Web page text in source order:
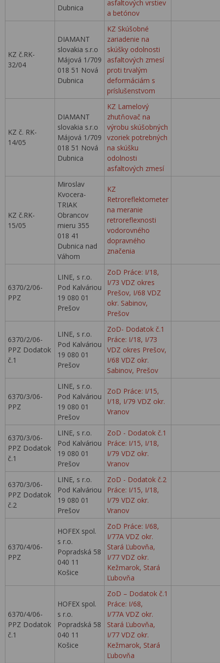
Dubnica
asfaltových vrstiev
a betónov
KZ č.RK-
32/04
DIAMANT
slovakia s.r.o
Májová 1/709
018 51 Nová
Dubnica
KZ Skúšobné
zariadenie na
skúšky odolnosti
asfaltových zmesí
proti trvalým
deformáciám s
príslušenstvom
KZ č. RK-
14/05
DIAMANT
slovakia s.r.o
Májová 1/709
018 51 Nová
Dubnica
KZ Lamelový
zhutňovač na
výrobu skúšobných
vzoriek potrebných
na skúšku
odolnosti
asfaltových zmesí
KZ č.RK-
15/05
Miroslav
Kvocera-
TRIAK
Obrancov
mieru 355
018 41
Dubnica nad
Váhom
KZ
Retroreflektometer
na meranie
retroreflexnosti
vodorovného
dopravného
značenia
6370/2/06-
PPZ
LINE, s r.o.
Pod Kalváriou
19 080 01
Prešov
ZoD Práce: I/18,
I/73 VDZ okres
Prešov, I/68 VDZ
okr. Sabinov,
Prešov
6370/2/06-
PPZ Dodatok
č.1
LINE, s r.o.
Pod Kalváriou
19 080 01
Prešov
ZoD- Dodatok č.1
Práce: I/18, I/73
VDZ okres Prešov,
I/68 VDZ okr.
Sabinov, Prešov
6370/3/06-
PPZ
LINE, s r.o.
Pod Kalváriou
19 080 01
Prešov
ZoD Práce: I/15,
I/18, I/79 VDZ okr.
Vranov
6370/3/06-
PPZ Dodatok
č.1
LINE, s r.o.
Pod Kalváriou
19 080 01
Prešov
ZoD - Dodatok č.1
Práce: I/15, I/18,
I/79 VDZ okr.
Vranov
6370/3/06-
PPZ Dodatok
č.2
LINE, s r.o.
Pod Kalváriou
19 080 01
Prešov
ZoD - Dodatok č.2
Práce: I/15, I/18,
I/79 VDZ okr.
Vranov
6370/4/06-
PPZ
HOFEX spol.
s r.o.
Popradská 58
040 11
Košice
ZoD Práce: I/68,
I/77A VDZ okr.
Stará Ľubovňa,
I/77 VDZ okr.
Kežmarok, Stará
Ľubovňa
6370/4/06-
PPZ Dodatok
č.1
HOFEX spol.
s r.o.
Popradská 58
040 11
Košice
ZoD – Dodatok č.1
Práce: I/68,
I/77A VDZ okr.
Stará Ľubovňa,
I/77 VDZ okr.
Kežmarok, Stará
Ľubovňa